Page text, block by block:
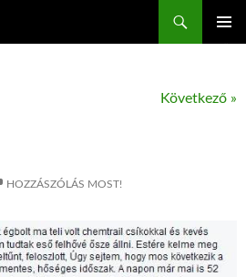
Következő »
HOZZÁSZÓLÁS MOST!